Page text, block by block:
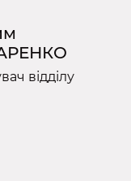
відділу